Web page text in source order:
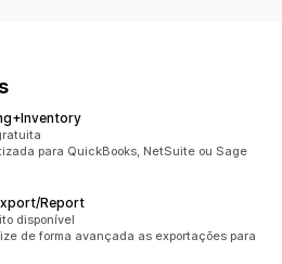
para QuickBooks, NetSuite ou Sage
Report
disponível
de forma avançada as exportações para